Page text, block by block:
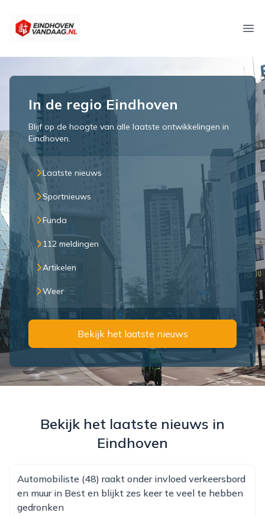
eindhovenvandaag.nl
In de regio Eindhoven
Blijf op de hoogte van alle laatste ontwikkelingen in
Eindhoven.
Laatste nieuws
Sportnieuws
Funda
112 meldingen
Artikelen
Weer
Bekijk het laatste nieuws
Bekijk het laatste nieuws in
Eindhoven
Automobiliste (48) raakt onder invloed verkeersbord
en muur in Best en blijkt zes keer te veel te hebben
gedronken